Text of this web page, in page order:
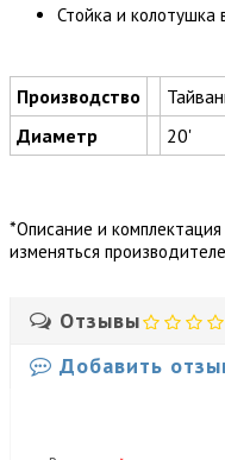
Стойка и колотушка
Производство
Диаметр
20'
*Описание и
изменяться
Отзывы
Добавить